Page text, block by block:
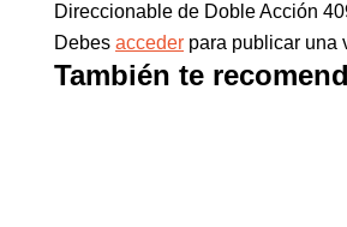
Direccionable de Doble Acción
Debes acceder para publicar una
También te